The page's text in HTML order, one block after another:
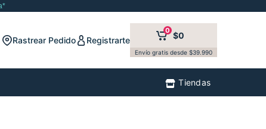
Rastrear Pedido Registrarte
0 $0
Envío gratis desde $39.990
Tiendas